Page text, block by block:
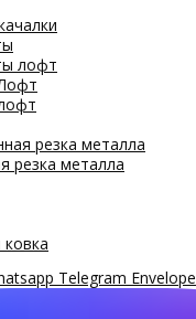
лофт
резка металла
резка металла
Telegram Envelope